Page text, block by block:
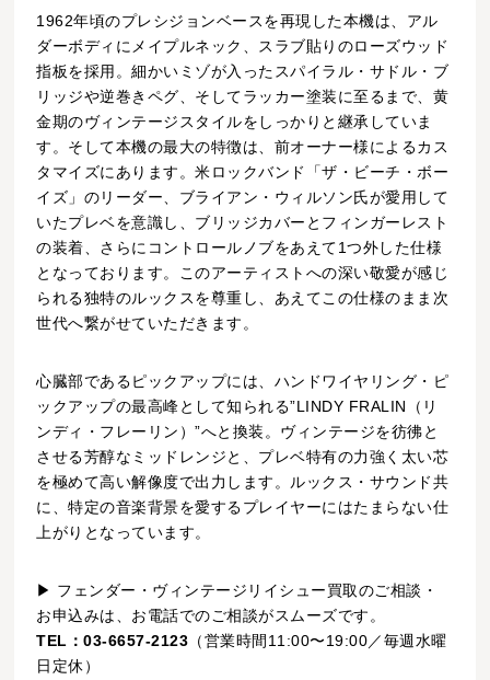
1962年頃のプレシジョンベースを再現した本機は、アル
ダーボディにメイプルネック、スラブ貼りのローズウッド
指板を採用。細かいミゾが入ったスパイラル・サドル・ブ
リッジや逆巻きペグ、そしてラッカー塗装に至るまで、黄
金期のヴィンテージスタイルをしっかりと継承していま
す。そして本機の最大の特徴は、前オーナー様によるカス
タマイズにあります。米ロックバンド「ザ・ビーチ・ボー
イズ」のリーダー、ブライアン・ウィルソン氏が愛用して
いたプレベを意識し、ブリッジカバーとフィンガーレスト
の装着、さらにコントロールノブをあえて1つ外した仕様
となっております。このアーティストへの深い敬愛が感じ
られる独特のルックスを尊重し、あえてこの仕様のまま次
世代へ繋がせていただきます。
心臓部であるピックアップには、ハンドワイヤリング・ピ
ックアップの最高峰として知られる”LINDY FRALIN（リ
ンディ・フレーリン）”へと換装。ヴィンテージを彷彿と
させる芳醇なミッドレンジと、プレベ特有の力強く太い芯
を極めて高い解像度で出力します。ルックス・サウンド共
に、特定の音楽背景を愛するプレイヤーにはたまらない仕
上がりとなっています。
▶ フェンダー・ヴィンテージリイシュー買取のご相談・
お申込みは、お電話でのご相談がスムーズです。
TEL：03-6657-2123 （営業時間11:00〜19:00／毎週水曜
日定休）